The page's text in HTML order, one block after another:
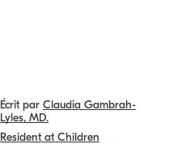
Écrit par Claudia Gambrah-
Lyles, MD.
Resident at Children